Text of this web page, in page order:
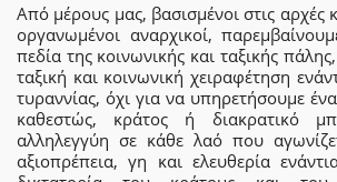
Από μέρους μας, βασισμένοι στις αρχές
οργανωμένοι αναρχικοί,
πεδία της κοινωνικής και ταξικής
ταξική και κοινωνική χειραφέτηση
τυραννίας, όχι για να υπηρετήσουμε
καθεστώς, κράτος ή διακρατικό
αλληλεγγύη σε κάθε λαό που
αξιοπρέπεια, γη και ελευθερία